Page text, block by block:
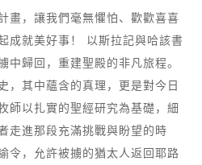
畫，讓我們毫無懼怕、歡歡喜喜
成就美好事！ 以斯拉記與哈該書
中歸回，重建聖殿的非凡旅程。
，其中蘊含的真理，更是對今日
師以扎實的聖經研究為基礎，細
走進那段充滿挑戰與盼望的時
令，允許被擄的猶太人返回耶路